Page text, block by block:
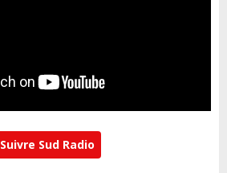
Suivre Sud Radio